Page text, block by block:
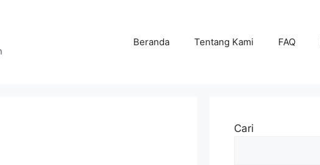
Beranda Tentang Kami FAQ
Cari